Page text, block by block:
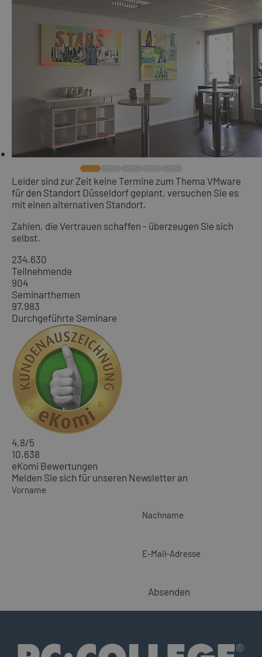
Leider sind zur Zeit keine Termine zum Thema VMware
für den Standort Düsseldorf geplant, versuchen Sie es
mit einen alternativen Standort.
Zahlen, die Vertrauen schaffen - überzeugen Sie sich
selbst.
234.630
Teilnehmende
904
Seminarthemen
97.983
Durchgeführte Seminare
4,8/5
10.638
eKomi Bewertungen
Melden Sie sich für unseren Newsletter an
Vorname
Nachname
E-Mail-Adresse
Absenden